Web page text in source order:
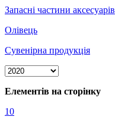
Запасні частини аксесуарів
Олівець
Сувенірна продукція
Елементів на сторінку
10